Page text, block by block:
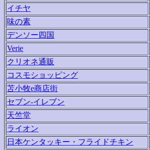
イチヤ
味の素
デンソー四国
Verie
クリオネ通販
コスモショッピング
苫小牧e商店街
セブン-イレブン
天竺堂
ライオン
日本ケンタッキー・フライドチキン